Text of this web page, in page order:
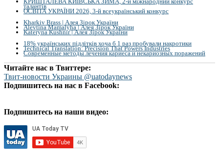
талантів
ОСВІТА УКРАЇНИ 2026, 3-й всеукраїнський конкурс
Kharkiv Brass | Алея Зірок України
Alevtina Mamalyha | Алея Зірок України
Kateryna Kushnir | Алея Зірок України
18% українських підлітків хоча б 1 раз пробували накротики
Technical Translation: Precision That Powers Industries
Современные методы лечения кариеса и некариозных поражений
Читайте нас в Твиттере:
Твит-новости Украины @uatodaynews
Подпишитесь на нас в Facebook:
Подпишитесь на наши видео: